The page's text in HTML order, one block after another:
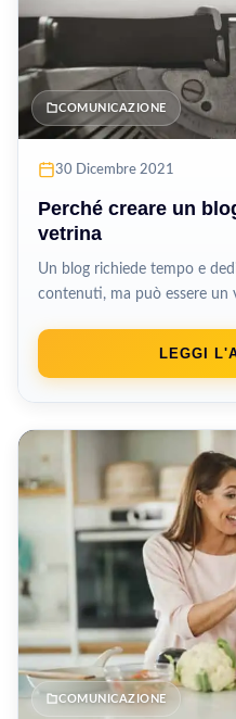
COMUNICAZIONE
30 Dicembre 2021
Perché creare un
vetrina
Un blog richiede tempo e
contenuti, ma può essere un
LEGGI
COMUNICAZIONE